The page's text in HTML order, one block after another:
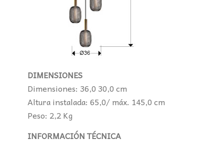
DIMENSIONES
Dimensiones: 36,0 30,0 cm
Altura instalada: 65,0/ máx. 145,0 cm
Peso: 2,2 Kg
INFORMACIÓN TÉCNICA